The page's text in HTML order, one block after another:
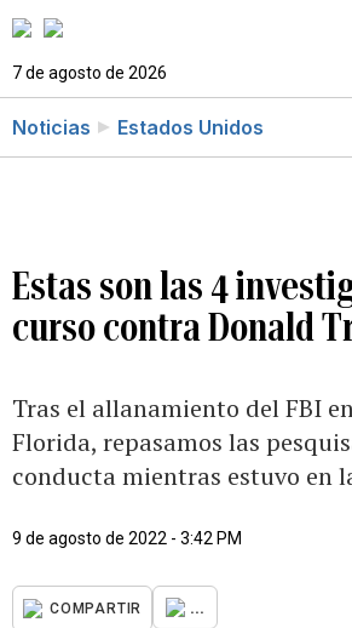
7 de agosto de 2026
Noticias Estados Unidos
Estas son las 4
curso contra Donald
Tras el allanamiento del FBI
Florida, repasamos las
conducta mientras estuvo en
9 de agosto de 2022 - 3:42 PM
COMPARTIR ...